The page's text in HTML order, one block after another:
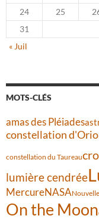
24
25
31
« Juil
MOTS-CLÉS
amas des Pléiades
constellation
constellation du Taureau
lumière cendrée
MercureNASA
On the Moon